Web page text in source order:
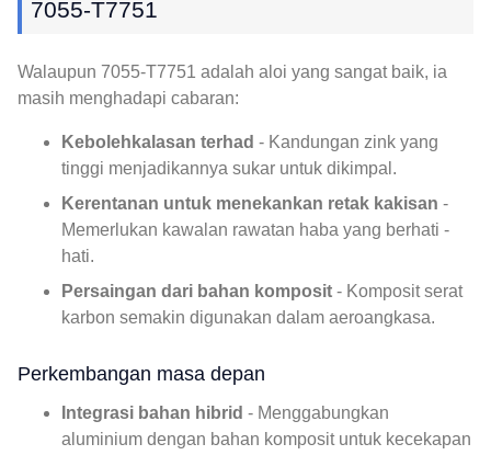
7055-T7751
Walaupun 7055-T7751 adalah aloi yang sangat baik, ia
masih menghadapi cabaran:
Kebolehkalasan terhad - Kandungan zink yang
tinggi menjadikannya sukar untuk dikimpal.
Kerentanan untuk menekankan retak kakisan -
Memerlukan kawalan rawatan haba yang berhati -
hati.
Persaingan dari bahan komposit - Komposit serat
karbon semakin digunakan dalam aeroangkasa.
Perkembangan masa depan
Integrasi bahan hibrid - Menggabungkan
aluminium dengan bahan komposit untuk kecekapan